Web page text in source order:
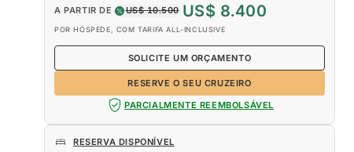
A PARTIR DE US$ 10.500 US$ 8.400
POR HÓSPEDE, COM TARIFA ALL-INCLUSIVE
RESERVE O SEU CRUZEIRO
SOLICITE UM ORÇAMENTO
PARCIALMENTE REEMBOLSÁVEL
RESERVA DISPONÍVEL